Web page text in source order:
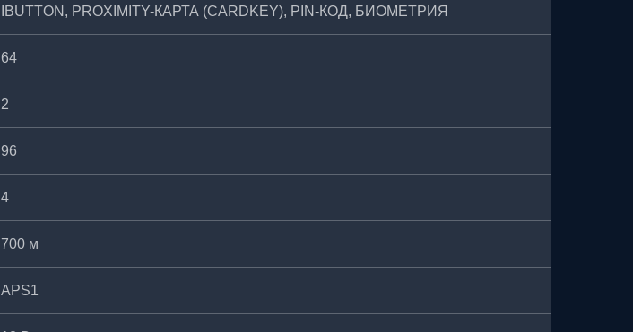
IBUTTON, PROXIMITY-КАРТА (CARDKEY), PIN-КОД, БИОМЕТРИЯ
64
2
96
4
700 м
APS1